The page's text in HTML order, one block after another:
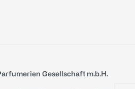
Gesellschaft m.b.H.